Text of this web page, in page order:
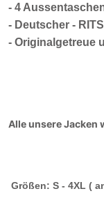
- 4
- Deutscher -
- Originalgetreue
Alle unsere Jacken
Größen: S - 4XL (